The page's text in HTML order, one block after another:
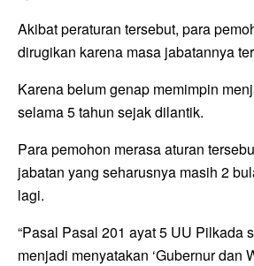
Akibat peraturan tersebut, para
dirugikan karena masa jabatannya
Karena belum genap memimpin
selama 5 tahun sejak dilantik.
Para pemohon merasa aturan
jabatan yang seharusnya masih 2
lagi.
“Pasal Pasal 201 ayat 5 UU Pilkada
menjadi menyatakan ‘Gubernur dan